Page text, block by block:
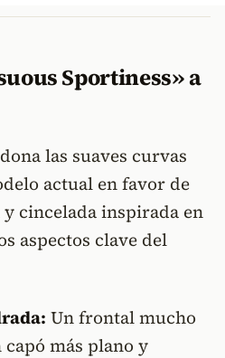
Sportiness» a
las suaves curvas
actual en favor de
cincelada inspirada en
aspectos clave del
Un frontal mucho
más plano y